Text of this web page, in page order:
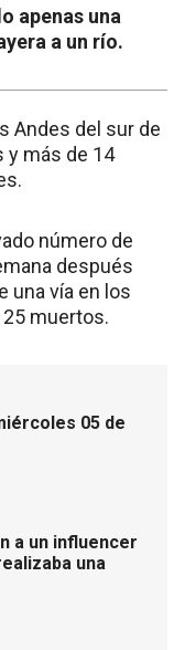
apenas una
a un río.
Andes del sur de
y más de 14
número de
después
una vía en los
muertos.
05 de
a un influencer
una